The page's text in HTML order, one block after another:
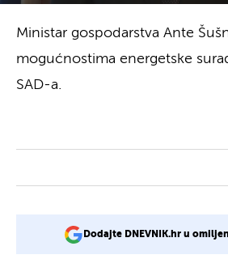
Ministar gospodarstva Ante
mogućnostima energetske
SAD-a.
Dodajte DNEVNIK.hr u